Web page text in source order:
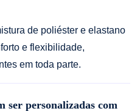
de poliéster e elastano
e flexibilidade,
em toda parte.
ser personalizadas com